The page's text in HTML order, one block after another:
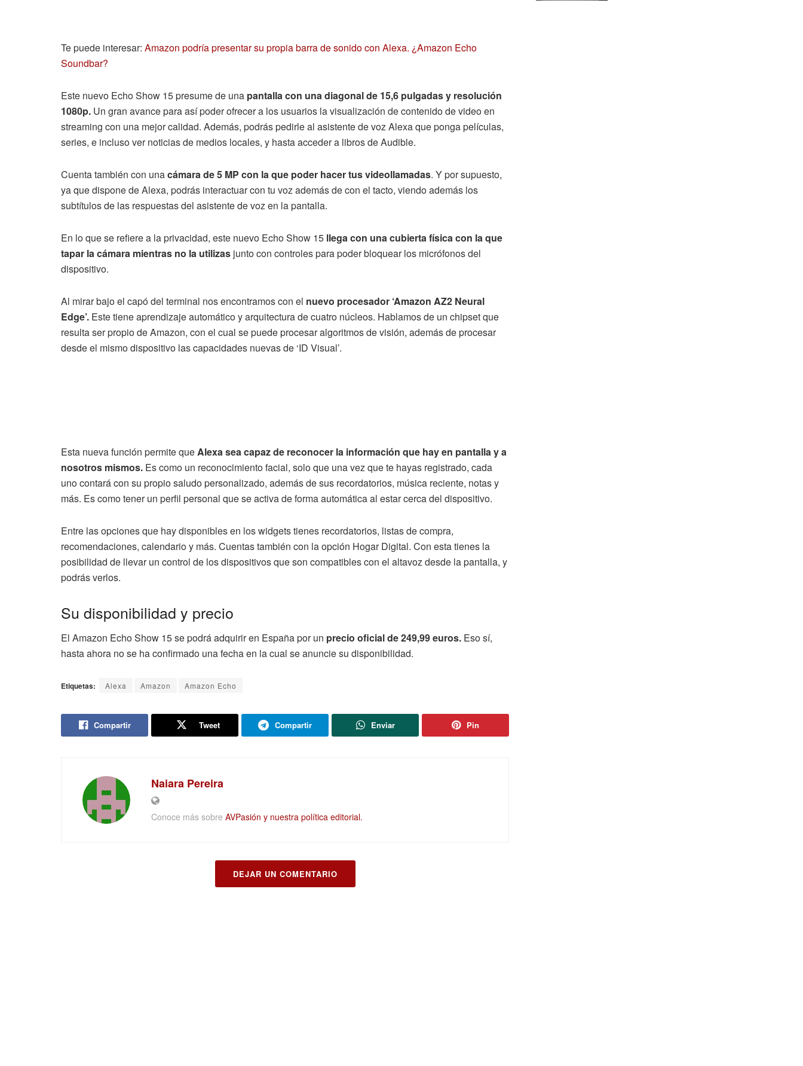
Te puede interesar: Amazon podría presentar su propia barra de sonido con Alexa. ¿Amazon Echo
Soundbar?
Este nuevo Echo Show 15 presume de una pantalla con una diagonal de 15,6 pulgadas y resolución
1080p. Un gran avance para así poder ofrecer a los usuarios la visualización de contenido de video en
streaming con una mejor calidad. Además, podrás pedirle al asistente de voz Alexa que ponga películas,
series, e incluso ver noticias de medios locales, y hasta acceder a libros de Audible.
Cuenta también con unacámara de 5 MP con la que poder hacer tus videollamadas. Y por supuesto,
ya que dispone de Alexa, podrás interactuar con tu voz además de con el tacto, viendo además los
subtítulos de las respuestas del asistente de voz en la pantalla.
En lo que se refiere a la privacidad, este nuevo Echo Show 15 llega con una cubierta física con la que
tapar la cámara mientras no la utilizas junto con controles para poder bloquear los micrófonos del
dispositivo.
Al mirar bajo el capó del terminal nos encontramos con el nuevo procesador ‘Amazon AZ2 Neural
Edge’. Este tiene aprendizaje automático y arquitectura de cuatro núcleos. Hablamos de un chipset que
resulta ser propio de Amazon, con el cual se puede procesar algoritmos de visión, además de procesar
desde el mismo dispositivo las capacidades nuevas de ‘ID Visual’.
Esta nueva función permite queAlexa sea capaz de reconocer la información que hay en pantalla y a
nosotros mismos. Es como un reconocimiento facial, solo que una vez que te hayas registrado, cada
uno contará con su propio saludo personalizado, además de sus recordatorios, música reciente, notas y
más. Es como tener un perfil personal que se activa de forma automática al estar cerca del dispositivo.
Entre las opciones que hay disponibles en los widgets tienes recordatorios, listas de compra,
recomendaciones, calendario y más. Cuentas también con la opción Hogar Digital. Con esta tienes la
posibilidad de llevar un control de los dispositivos que son compatibles con el altavoz desde la pantalla, y
podrás verlos.
Su disponibilidad y precio
El Amazon Echo Show 15 se podrá adquirir en España por un precio oficial de 249,99 euros. Eso sí,
hasta ahora no se ha confirmado una fecha en la cual se anuncie su disponibilidad.
Etiquetas: Alexa Amazon Amazon Echo
Compartir Tweet Compartir Enviar Pin
Naiara Pereira
Conoce más sobre AVPasión y nuestra política editorial.
DEJAR UN COMENTARIO